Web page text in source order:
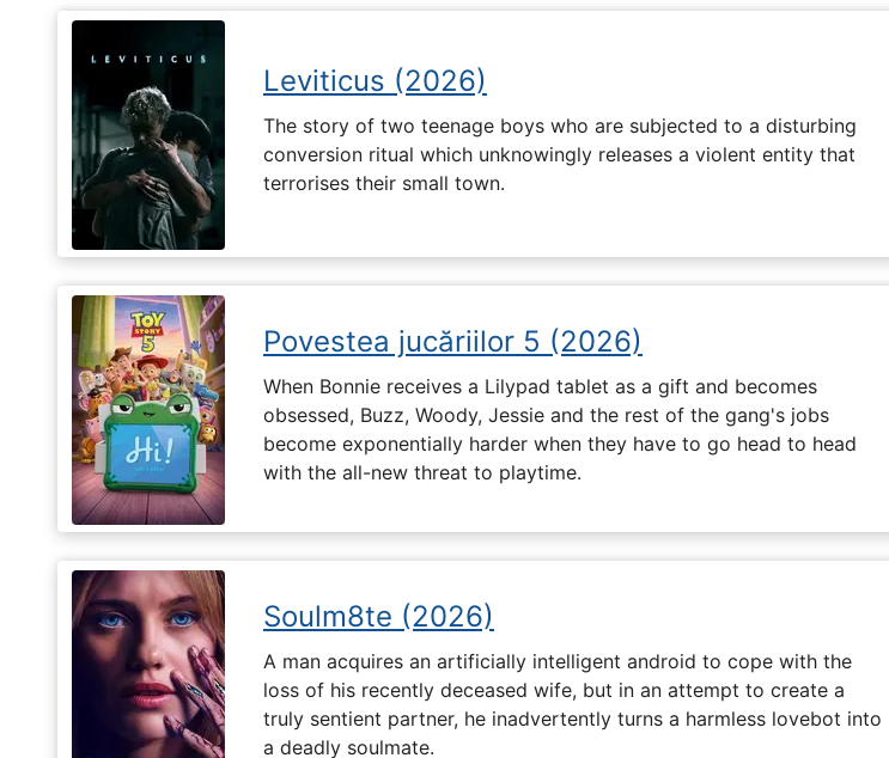
Leviticus (2026)
The story of two teenage boys who are subjected to a disturbing
conversion ritual which unknowingly releases a violent entity that
terrorises their small town.
Povestea jucăriilor 5 (2026)
When Bonnie receives a Lilypad tablet as a gift and becomes
obsessed, Buzz, Woody, Jessie and the rest of the gang's jobs
become exponentially harder when they have to go head to head
with the all-new threat to playtime.
Soulm8te (2026)
A man acquires an artificially intelligent android to cope with the
loss of his recently deceased wife, but in an attempt to create a
truly sentient partner, he inadvertently turns a harmless lovebot into
a deadly soulmate.